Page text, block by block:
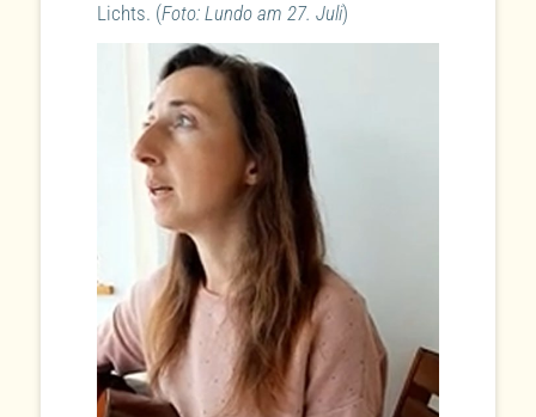
Lichts. (Foto: Lundo am 27. Juli)